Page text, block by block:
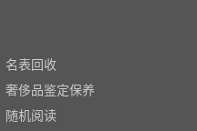
名表回收
奢侈品鉴定保养
随机阅读